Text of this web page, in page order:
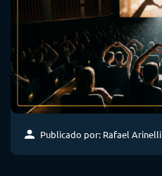
Publicado por: Rafael Arinelli